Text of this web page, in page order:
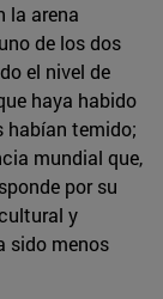
la arena
de los dos
el nivel de
haya habido
habían temido;
mundial que,
por su
y
sido menos